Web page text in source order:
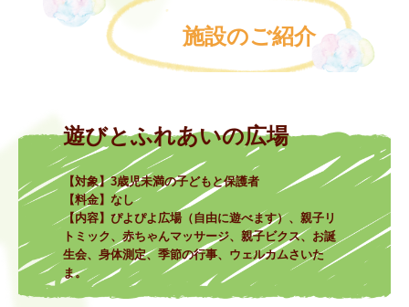
施設のご紹介
遊びとふれあいの広場
【対象】3歳児未満の子どもと保護者
【料金】なし
【内容】ぴよぴよ広場（自由に遊べます）、親子リ
トミック、赤ちゃんマッサージ、親子ビクス、お誕
生会、身体測定、季節の行事、ウェルカムさいた
ま。